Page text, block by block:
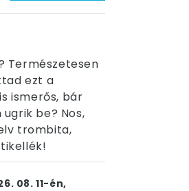
Természetesen
ezt a
ismerős, bár
be? Nos,
trombita,
08. 11-én,